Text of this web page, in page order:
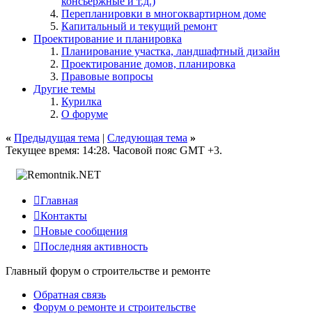
Перепланировки в многоквартирном доме
Капитальный и текущий ремонт
Проектирование и планировка
Планирование участка, ландшафтный дизайн
Проектирование домов, планировка
Правовые вопросы
Другие темы
Курилка
О форуме
« Предыдущая тема | Следующая тема »
Текущее время: 14:28. Часовой пояс GMT +3.
Главная
Контакты
Новые сообщения
Последняя активность
Главный форум о строительстве и ремонте
Обратная связь
Форум о ремонте и строительстве